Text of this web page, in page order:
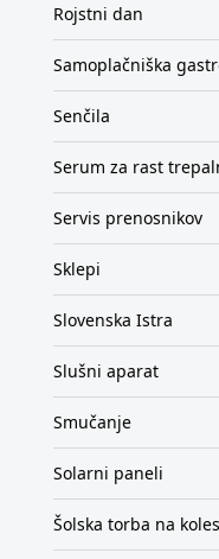
Rojstni dan
Samoplačniška
Senčila
Serum za rast
Servis prenosnikov
Sklepi
Slovenska Istra
Slušni aparat
Smučanje
Solarni paneli
Šolska torba na